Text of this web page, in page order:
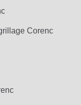
Corenc